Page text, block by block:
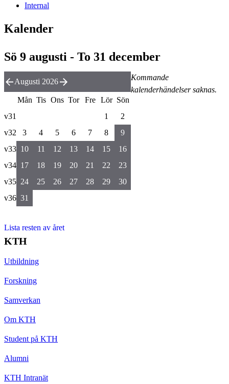
Internal
Kalender
Sö 9 augusti - To 31 december
Kommande
kalenderhändelser saknas.
Augusti 2026
Mån Tis Ons Tor Fre Lör Sön
v31
1
2
v32
3 4 5 6 7 8
9
v33 10 11 12 13 14 15
16
v34 17 18 19 20 21 22
23
v35 24 25 26 27 28 29
30
v36 31
Lista resten av året
KTH
Utbildning
Forskning
Samverkan
Om KTH
Student på KTH
Alumni
KTH Intranät